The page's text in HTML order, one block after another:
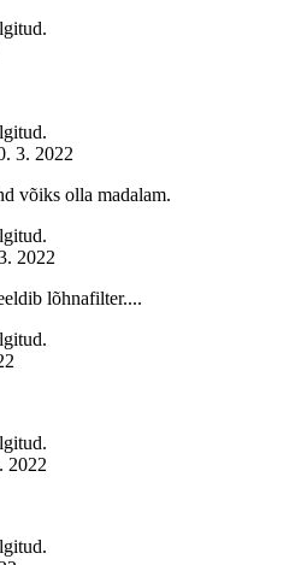
3. 2022
võiks olla madalam.
2022
lõhnafilter....
2022